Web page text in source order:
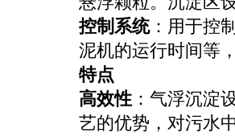
控制系统：用于控
泥机的运行时间等
特点
高效性 ：气浮沉淀
艺的优势，对污水